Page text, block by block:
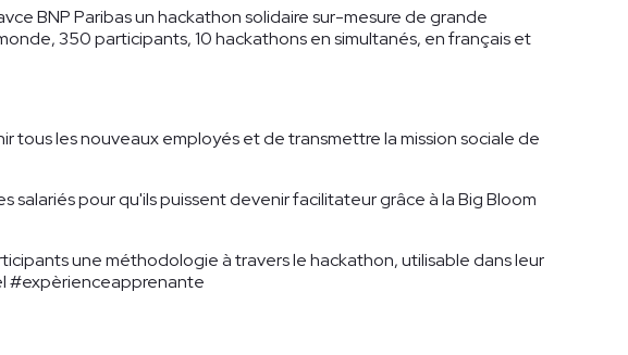
BNP Paribas un hackathon solidaire sur-mesure de grande
350 participants, 10 hackathons en simultanés, en français et
tous les nouveaux employés et de transmettre la mission sociale de
salariés pour qu'ils puissent devenir facilitateur grâce à la Big Bloom
une méthodologie à travers le hackathon, utilisable dans leur
#expèrienceapprenante